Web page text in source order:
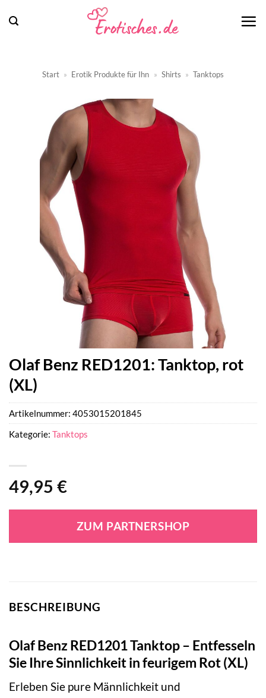
Inhalt
Start » Erotik Produkte für Ihn » Shirts » Tanktops
Olaf Benz RED1201: Tanktop, rot
(XL)
49,95 €
ZUM PARTNERSHOP
Artikelnummer: 4053015201845
Kategorie: Tanktops
BESCHREIBUNG
Olaf Benz RED1201 Tanktop – Entfesseln
Sie Ihre Sinnlichkeit in feurigem Rot (XL)
Erleben Sie pure Männlichkeit und